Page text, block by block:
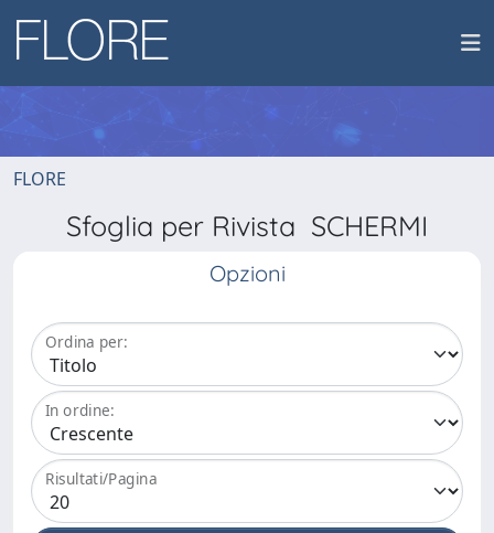
FLORE
Sfoglia per Rivista SCHERMI
Opzioni
Ordina per:
In ordine:
Risultati/Pagina